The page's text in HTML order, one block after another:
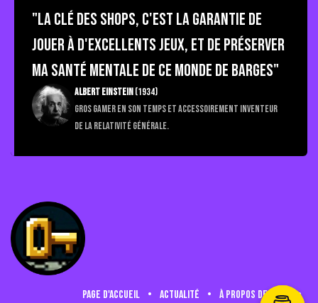
"La Clé des Shops, c'est la garantie de
jouer à d'excellents jeux, et de préserver
ma santé mentale de ce monde de barges"
Albert Einstein(1934)
Gros gamer en son temps et accessoirement inventeur
de la relativité générale.
Page d'accueil • Actualité • à propos de nous •